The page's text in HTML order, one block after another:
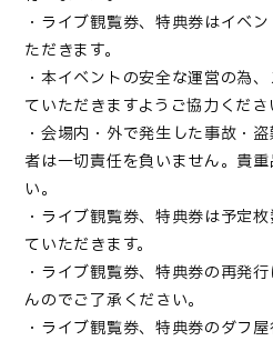
・ライブ観覧券、特典券はイベ
ただきます。
・本イベントの安全な運営の為
ていただきますようご協力くださ
・会場内・外で発生した事故・
者は一切責任を負いません。貴
い。
・ライブ観覧券、特典券は予定
ていただきます。
・ライブ観覧券、特典券の再発
んのでご了承ください。
・ライブ観覧券、特典券のダフ